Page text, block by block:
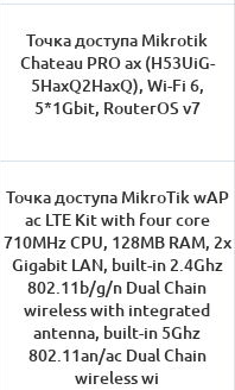
Точка доступа Mikrotik
Chateau PRO ax (H53UiG-
5HaxQ2HaxQ), Wi-Fi 6,
5*1Gbit, RouterOS v7
Точка доступа MikroTik wAP
ac LTE Kit with four core
710MHz CPU, 128MB RAM, 2x
Gigabit LAN, built-in 2.4Ghz
802.11b/g/n Dual Chain
wireless with integrated
antenna, built-in 5Ghz
802.11an/ac Dual Chain
wireless wi